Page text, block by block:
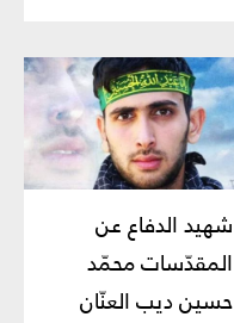
شهيد الدفاع عن
المقدّسات محمّد
حسين ديب العنّان